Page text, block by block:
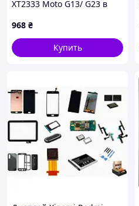
XT2333 Moto G13/ G23 в
(Welmy)
968 ₴
Купить